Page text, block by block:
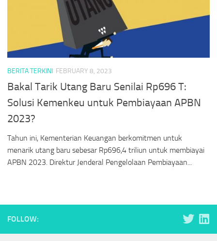
BERITA TERKINI FEBRUARY 8, 2023
Bakal Tarik Utang Baru Senilai Rp696 T:
Solusi Kemenkeu untuk Pembiayaan APBN
2023?
Tahun ini, Kementerian Keuangan berkomitmen untuk
menarik utang baru sebesar Rp696,4 triliun untuk membiayai
APBN 2023. Direktur Jenderal Pengelolaan Pembiayaan...
FOLLOW: